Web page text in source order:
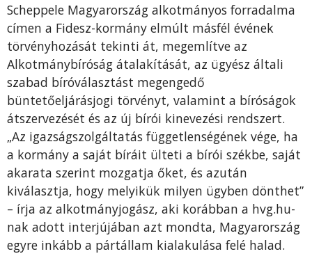
Scheppele Magyarország alkotmányos forradalma
címen a Fidesz-kormány elmúlt másfél évének
törvényhozását tekinti át, megemlítve az
Alkotmánybíróság átalakítását, az ügyész általi
szabad bíróválasztást megengedő
büntetőeljárásjogi törvényt, valamint a bíróságok
átszervezését és az új bírói kinevezési rendszert.
„Az igazságszolgáltatás függetlenségének vége, ha
a kormány a saját bíráit ülteti a bírói székbe, saját
akarata szerint mozgatja őket, és azután
kiválasztja, hogy melyikük milyen ügyben dönthet”
– írja az alkotmányjogász, aki korábban a hvg.hu-
nak adott interjújában azt mondta, Magyarország
egyre inkább a pártállam kialakulása felé halad.